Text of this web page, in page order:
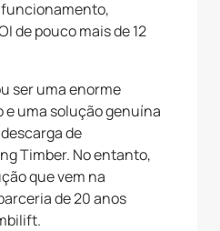
de pouco mais de 12
ser uma enorme
e uma solução genuína
de
Timber. No entanto,
que vem na
de 20 anos